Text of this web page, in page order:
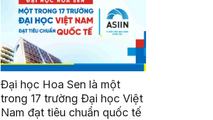
Đại học Hoa Sen là một
trong 17 trường Đại học Việt
Nam đạt tiêu chuẩn quốc tế